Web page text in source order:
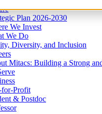
Plan 2026-2030
We Invest
We Do
Diversity, and Inclusion
Mitacs: Building a Strong
Profit
& Postdoc